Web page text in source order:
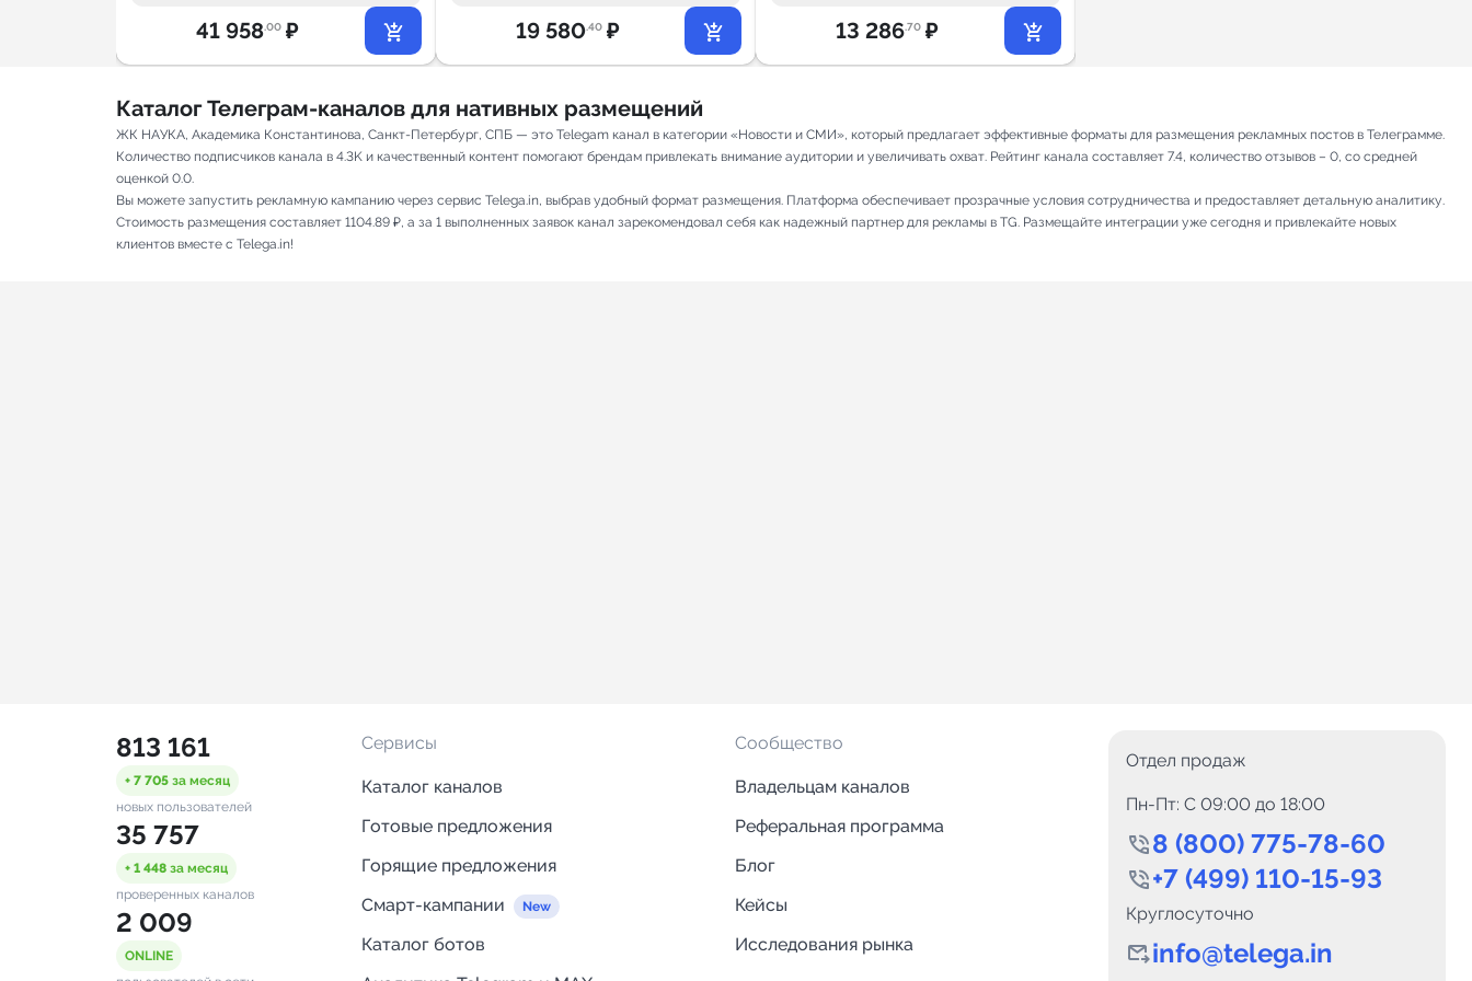
41 958.00 ₽ 19 580.40 ₽ 13 286.70 ₽
Каталог Телеграм-каналов для нативных размещений
ЖК НАУКА, Академика Константинова, Санкт-Петербург, СПБ — это Telegam канал в категории «Новости и СМИ», который предлагает эффективные форматы для размещения рекламных постов в Телеграмме.
Количество подписчиков канала в 4.3K и качественный контент помогают брендам привлекать внимание аудитории и увеличивать охват. Рейтинг канала составляет 7.4, количество отзывов – 0, со средней
оценкой 0.0.
Вы можете запустить рекламную кампанию через сервис Telega.in, выбрав удобный формат размещения. Платформа обеспечивает прозрачные условия сотрудничества и предоставляет детальную аналитику.
Стоимость размещения составляет 1104.89 ₽, а за 1 выполненных заявок канал зарекомендовал себя как надежный партнер для рекламы в TG. Размещайте интеграции уже сегодня и привлекайте новых
клиентов вместе с Telega.in!
813 161
+ 7 705 за месяц
новых пользователей
35 757
+ 1 448 за месяц
проверенных каналов
2 009
ONLINE
Сервисы
Каталог каналов
Готовые предложения
Горящие предложения
Смарт-кампании
Каталог ботов
Сообщество
Владельцам каналов
Реферальная программа
Блог
Кейсы
Исследования рынка
Отдел продаж
Пн-Пт: C 09:00 до 18:00
8 (800) 775-78-60
+7 (499) 110-15-93
Круглосуточно
info@telega.in